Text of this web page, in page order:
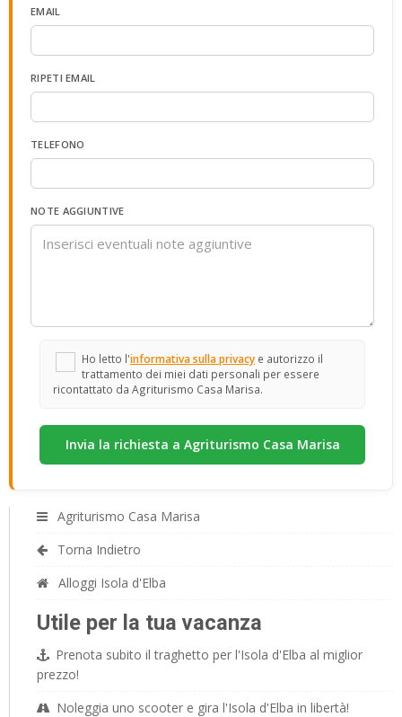
EMAIL
RIPETI EMAIL
TELEFONO
NOTE AGGIUNTIVE
Ho letto l'informativa sulla privacy e autorizzo il
trattamento dei miei dati personali per essere
ricontattato da Agriturismo Casa Marisa.
Agriturismo Casa Marisa
Torna Indietro
Alloggi Isola d'Elba
Utile per la tua vacanza
Prenota subito il traghetto per l'Isola d'Elba al miglior
prezzo!
Noleggia uno scooter e gira l'Isola d'Elba in libertà!